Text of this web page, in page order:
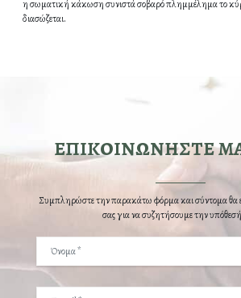
η σωματική κάκωση συνιστά σοβαρό πλημμέλημα το
διασώζεται.
ΕΠΙΚΟΙΝΩΝΗΣΤΕ
Συμπληρώστε την παρακάτω φόρμα και σύντομα θα
σας για να συζητήσουμε την